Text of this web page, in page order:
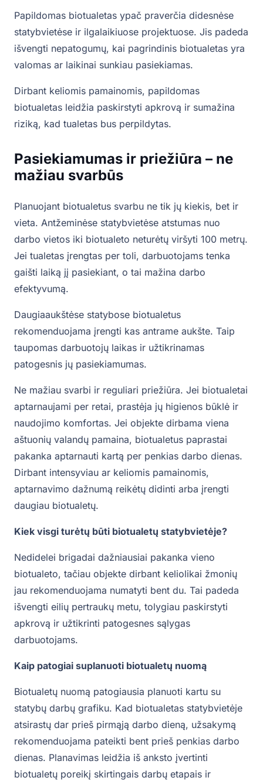
Papildomas biotualetas ypač praverčia didesnėse
statybvietėse ir ilgalaikiuose projektuose. Jis padeda
išvengti nepatogumų, kai pagrindinis biotualetas yra
valomas ar laikinai sunkiau pasiekiamas.
Dirbant keliomis pamainomis, papildomas
biotualetas leidžia paskirstyti apkrovą ir sumažina
riziką, kad tualetas bus perpildytas.
Pasiekiamumas ir priežiūra – ne
mažiau svarbūs
Planuojant biotualetus svarbu ne tik jų kiekis, bet ir
vieta. Antžeminėse statybvietėse atstumas nuo
darbo vietos iki biotualeto neturėtų viršyti 100 metrų.
Jei tualetas įrengtas per toli, darbuotojams tenka
gaišti laiką jį pasiekiant, o tai mažina darbo
efektyvumą.
Daugiaaukštėse statybose biotualetus
rekomenduojama įrengti kas antrame aukšte. Taip
taupomas darbuotojų laikas ir užtikrinamas
patogesnis jų pasiekiamumas.
Ne mažiau svarbi ir reguliari priežiūra. Jei biotualetai
aptarnaujami per retai, prastėja jų higienos būklė ir
naudojimo komfortas. Jei objekte dirbama viena
aštuonių valandų pamaina, biotualetus paprastai
pakanka aptarnauti kartą per penkias darbo dienas.
Dirbant intensyviau ar keliomis pamainomis,
aptarnavimo dažnumą reikėtų didinti arba įrengti
daugiau biotualetų.
Kiek visgi turėtų būti biotualetų statybvietėje?
Nedidelei brigadai dažniausiai pakanka vieno
biotualeto, tačiau objekte dirbant keliolikai žmonių
jau rekomenduojama numatyti bent du. Tai padeda
išvengti eilių pertraukų metu, tolygiau paskirstyti
apkrovą ir užtikrinti patogesnes sąlygas
darbuotojams.
Kaip patogiai suplanuoti biotualetų nuomą
Biotualetų nuomą patogiausia planuoti kartu su
statybų darbų grafiku. Kad biotualetas statybvietėje
atsirastų dar prieš pirmąją darbo dieną, užsakymą
rekomenduojama pateikti bent prieš penkias darbo
dienas. Planavimas leidžia iš anksto įvertinti
biotualetų poreikį skirtingais darbų etapais ir